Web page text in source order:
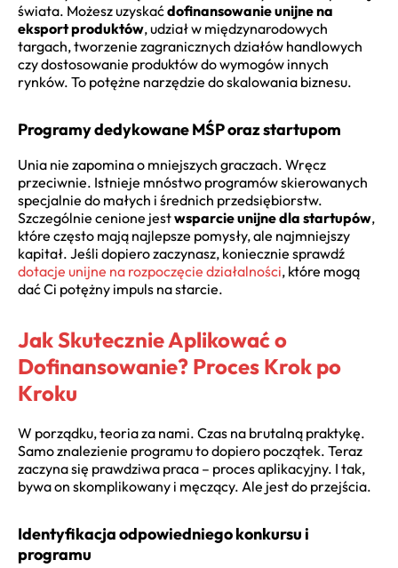
świata. Możesz uzyskaćdofinansowanie unijne na
eksport produktów, udział w międzynarodowych
targach, tworzenie zagranicznych działów handlowych
czy dostosowanie produktów do wymogów innych
rynków. To potężne narzędzie do skalowania biznesu.
Programy dedykowane MŚP oraz startupom
Unia nie zapomina o mniejszych graczach. Wręcz
przeciwnie. Istnieje mnóstwo programów skierowanych
specjalnie do małych i średnich przedsiębiorstw.
Szczególnie cenione jestwsparcie unijne dla startupów,
które często mają najlepsze pomysły, ale najmniejszy
kapitał. Jeśli dopiero zaczynasz, koniecznie sprawdź
dotacje unijne na rozpoczęcie działalności, które mogą
dać Ci potężny impuls na starcie.
Jak Skutecznie Aplikować o
Dofinansowanie? Proces Krok po
Kroku
W porządku, teoria za nami. Czas na brutalną praktykę.
Samo znalezienie programu to dopiero początek. Teraz
zaczyna się prawdziwa praca – proces aplikacyjny. I tak,
bywa on skomplikowany i męczący. Ale jest do przejścia.
Identyfikacja odpowiedniego konkursu i
programu